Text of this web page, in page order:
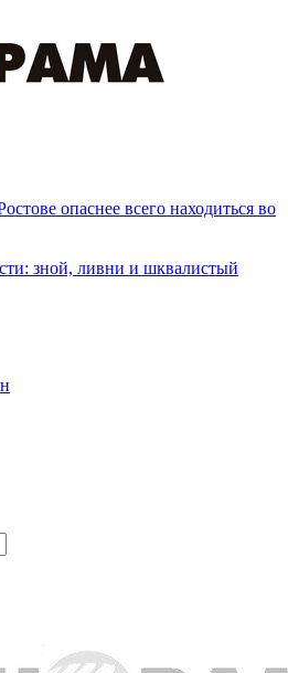
опаснее всего находиться во
зной, ливни и шквалистый